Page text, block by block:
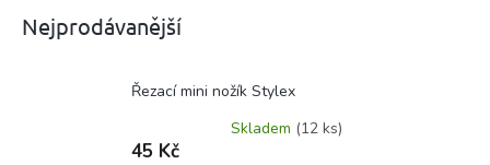
Nejprodávanější
Řezací mini nožík Stylex
Skladem (12 ks)
45 Kč